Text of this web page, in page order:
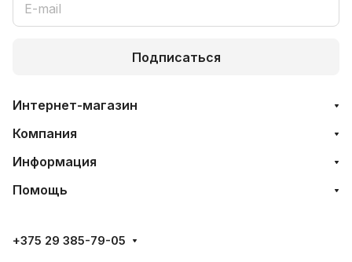
Подписаться
Интернет-магазин
Компания
Информация
Помощь
+375 29 385-79-05